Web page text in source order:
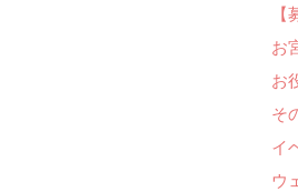
【
お
お
そ
イ
ウ